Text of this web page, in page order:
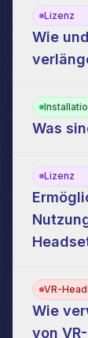
Lizenz
Wie
Was
Lizenz
VR-
Wie
von